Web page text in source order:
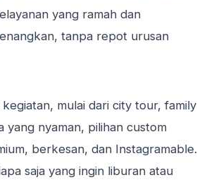
yang ramah dan
tanpa repot urusan
mulai dari city tour, family
yang nyaman, pilihan custom
berkesan, dan Instagramable.
saja yang ingin liburan atau